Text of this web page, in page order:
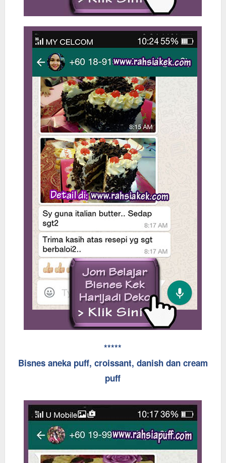
*****
Bisnes aneka puff, croissant, danish dan cream
puff